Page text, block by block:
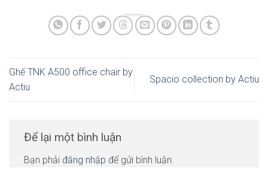
Ghế TNK A500 office chair by
Actiu
Spacio collection by Actiu
Để lại một bình luận
Bạn phải đăng nhập để gửi bình luận.